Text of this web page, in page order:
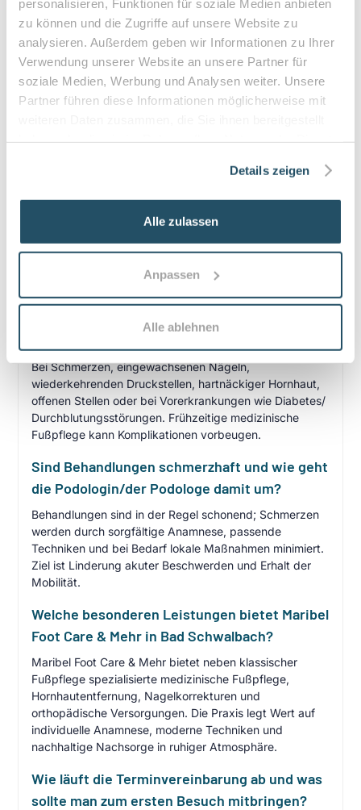
personalisieren, Funktionen für soziale Medien anbieten
zu können und die Zugriffe auf unsere Website zu
analysieren. Außerdem geben wir Informationen zu Ihrer
Verwendung unserer Website an unsere Partner für
soziale Medien, Werbung und Analysen weiter. Unsere
Partner führen diese Informationen möglicherweise mit
Details zeigen
Alle zulassen
Anpassen
Alle ablehnen
Häufige Fragen zum Praxisbesuch
Was ist Podologie und worin unterscheidet
Fußproblemen mit medizinischem Anspruch.
Medizinische Fußpflege umfasst Diagnostik, Therapie
während kosmetische Fußpflege eher ästhetische
Wann sollte man eine medizinische Fußpflege
bzw. podologische Behandlung in Anspruch
Bei Schmerzen, eingewachsenen Nägeln,
wiederkehrenden Druckstellen, hartnäckiger Hornhaut,
offenen Stellen oder bei Vorerkrankungen wie Diabetes/
Durchblutungsstörungen. Frühzeitige medizinische
Fußpflege kann Komplikationen vorbeugen.
Sind Behandlungen schmerzhaft und wie geht
die Podologin/der Podologe damit um?
Behandlungen sind in der Regel schonend; Schmerzen
werden durch sorgfältige Anamnese, passende
Techniken und bei Bedarf lokale Maßnahmen minimiert.
Ziel ist Linderung akuter Beschwerden und Erhalt der
Mobilität.
Welche besonderen Leistungen bietet Maribel
Foot Care & Mehr in Bad Schwalbach?
Maribel Foot Care & Mehr bietet neben klassischer
Fußpflege spezialisierte medizinische Fußpflege,
Hornhautentfernung, Nagelkorrekturen und
orthopädische Versorgungen. Die Praxis legt Wert auf
individuelle Anamnese, moderne Techniken und
nachhaltige Nachsorge in ruhiger Atmosphäre.
Wie läuft die Terminvereinbarung ab und was
sollte man zum ersten Besuch mitbringen?